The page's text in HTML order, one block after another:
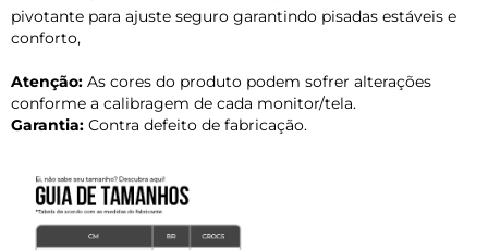
pivotante para ajuste seguro garantindo pisadas estáveis e
conforto,
Atenção: As cores do produto podem sofrer alterações
conforme a calibragem de cada monitor/tela.
Garantia: Contra defeito de fabricação.